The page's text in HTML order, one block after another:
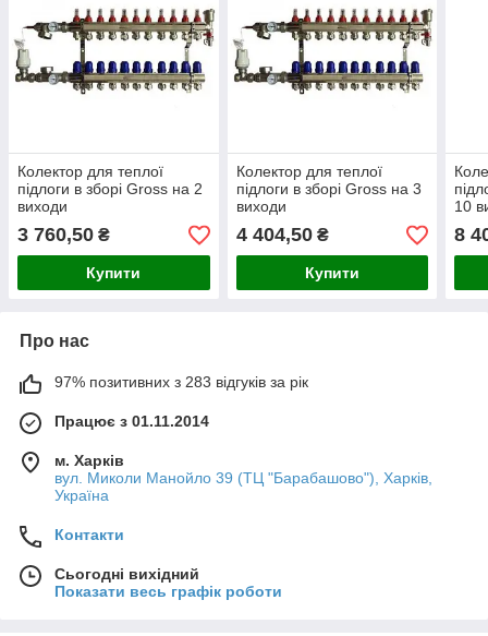
Колектор для теплої
підлоги в зборі Gross на 2
виходи
3 760,50 ₴
Купити
Колектор для теплої
підлоги в зборі Gross на 3
виходи
4 404,50₴
Купити
10
8
Про нас
97% позитивних з 283 відгуків за рік
Працює з 01.11.2014
м. Харків
вул. Миколи Манойло 39 (ТЦ "Барабашово"), Харків,
Україна
Контакти
Сьогодні вихідний
Показати весь графік роботи